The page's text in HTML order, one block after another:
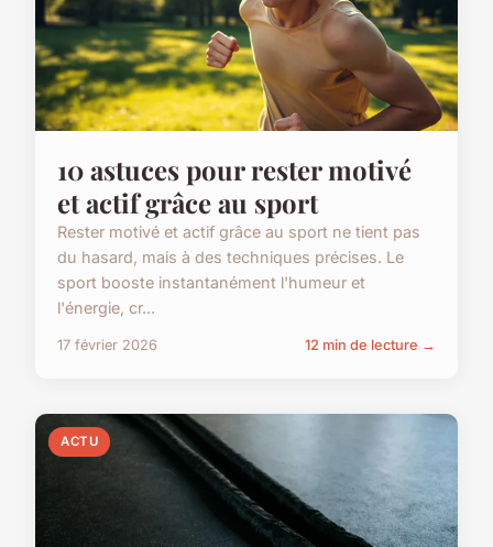
10 astuces pour rester motivé
et actif grâce au sport
Rester motivé et actif grâce au sport ne tient pas
du hasard, mais à des techniques précises. Le
sport booste instantanément l'humeur et
l'énergie, cr...
17 février 2026 12 min de lecture →
ACTU